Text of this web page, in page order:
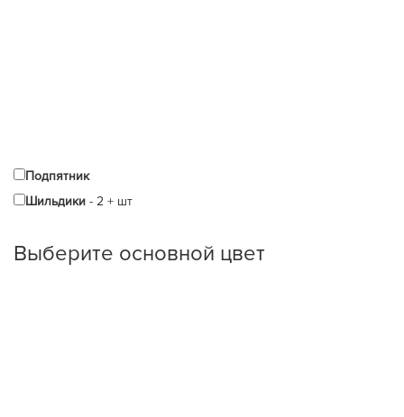
Подпятник
Шильдики - 2 + шт
Выберите oсновной цвет